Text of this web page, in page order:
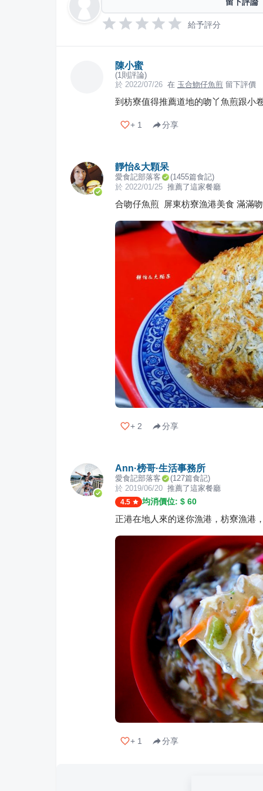
給予評分
陳小蜜
(1 則評論)
於 2022/07/26 在 玉合魩仔魚煎 留下評價
到枋寮值得推薦道地的吻丫魚煎跟小
+ 1 分享
靜怡&大顆呆
愛食記部落客 (1455篇食記)
於 2022/01/25 推薦了這家餐廳
合吻仔魚煎 屏東枋寮漁港美食 滿滿
+ 2 分享
Ann·榜哥·生活事務所
愛食記部落客 (127篇食記)
於 2019/06/20 推薦了這家餐廳
4.5 均消價位: $ 60
正港在地人來的迷你漁港，枋寮漁港
+ 1 分享